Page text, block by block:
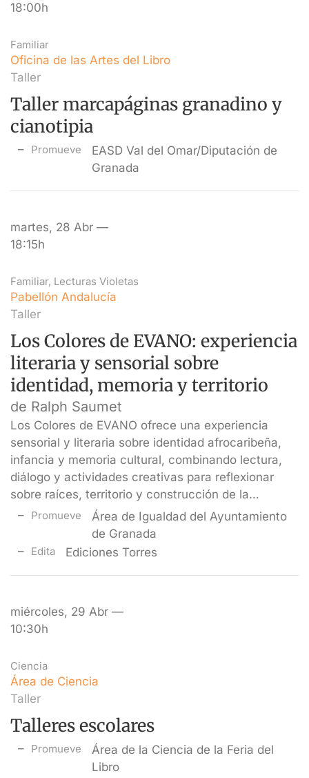
18:00h
Familiar
Oficina de las Artes del Libro
Taller
Taller marcapáginas granadino y
cianotipia
Promueve
EASD Val del Omar/Diputación de
Granada
martes, 28 Abr —
18:15h
Familiar, Lecturas Violetas
Pabellón Andalucía
Taller
Los Colores de EVANO: experiencia
literaria y sensorial sobre
identidad, memoria y territorio
de Ralph Saumet
Los Colores de EVANO ofrece una experiencia
sensorial y literaria sobre identidad afrocaribeña,
infancia y memoria cultural, combinando lectura,
diálogo y actividades creativas para reflexionar
sobre raíces, territorio y construcción de la…
Promueve
Área de Igualdad del Ayuntamiento
de Granada
Edita Ediciones Torres
miércoles, 29 Abr —
10:30h
Ciencia
Área de Ciencia
Taller
Talleres escolares
Promueve
Área de la Ciencia de la Feria del
Libro